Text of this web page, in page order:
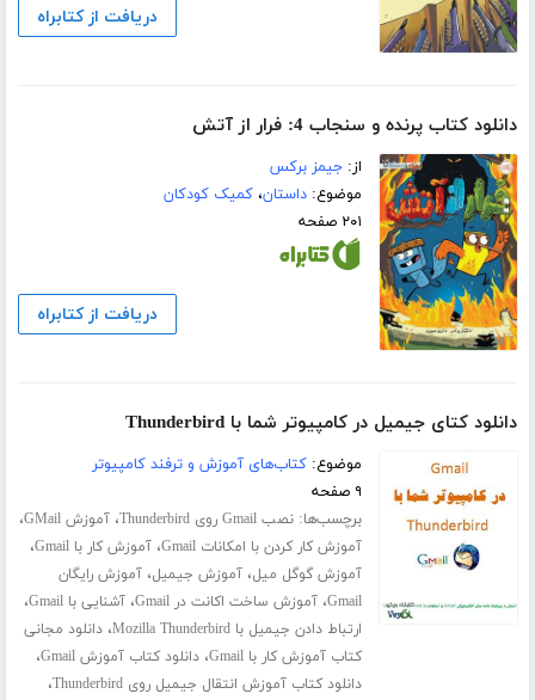
دریافت از کتابراه
دانلود کتاب پرنده و سنجاب 4: فرار از آتش
از:جیمز برکس
موضوع:داستان،کمیک کودکان
۲۰۱ صفحه
دریافت از کتابراه
دانلود کتای جیمیل در کامپیوتر شما با Thunderbird
موضوع:کتاب‌های آموزش و ترفند کامپیوتر
۹ صفحه
برچسب‌ها:نصب Gmail روی Thunderbird ،آموزش GMail ،
آموزش کار کردن با امکانات Gmail ،آموزش کار با Gmail ،
آموزش گوگل میل،آموزش جیمیل،آموزش رایگان
Gmail،آموزش ساخت اکانت در Gmail ،آشنایی با Gmail ،
ارتباط دادن جیمیل با Mozilla Thunderbird ،دانلود مجانی
کتاب آموزش کار با Gmail
،دانلود کتاب آموزش Gmail ،
دانلود کتاب آموزش انتقال جیمیل روی Thunderbird ،